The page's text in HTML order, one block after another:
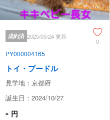
成約済 2025/05/24 更新
0
PY000004165
トイ・プードル
見学地：京都府
誕生日：2024/10/27
- 円